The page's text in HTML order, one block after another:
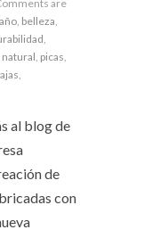
are
belleza
natural picas
al blog de
de
con